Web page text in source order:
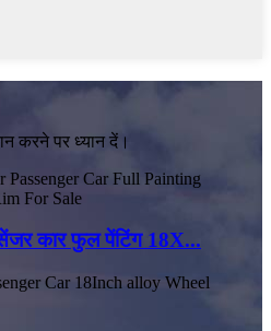
करने पर ध्यान दें।
कार फुल पेंटिंग 18X...